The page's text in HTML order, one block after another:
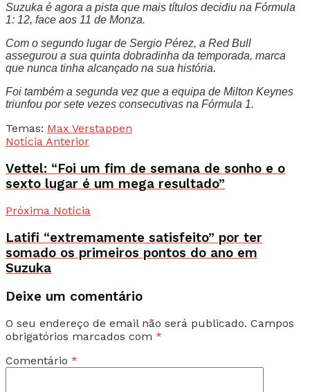
Suzuka é agora a pista que mais títulos decidiu na Fórmula
1: 12, face aos 11 de Monza.
Com o segundo lugar de Sergio Pérez, a Red Bull
assegurou a sua quinta dobradinha da temporada, marca
que nunca tinha alcançado na sua história.
Foi também a segunda vez que a equipa de Milton Keynes
triunfou por sete vezes consecutivas na Fórmula 1.
Temas: Max Verstappen
Notícia Anterior
Vettel: “Foi um fim de semana de sonho e o
sexto lugar é um mega resultado”
Próxima Notícia
Latifi “extremamente satisfeito” por ter
somado os primeiros pontos do ano em
Suzuka
Deixe um comentário
O seu endereço de email não será publicado. Campos
obrigatórios marcados com *
Comentário *